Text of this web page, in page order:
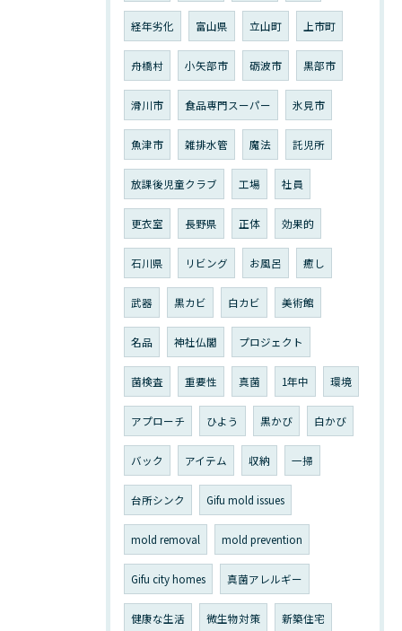
経年劣化 富山県 立山町 上市町
舟橋村 小矢部市 砺波市 黒部市
滑川市 食品専門スーパー 氷見市
魚津市 雑排水管 魔法 託児所
放課後児童クラブ 工場 社員
更衣室 長野県 正体 効果的
石川県 リビング お風呂 癒し
武器 黒カビ 白カビ 美術館
名品 神社仏閣 プロジェクト
菌検査 重要性 真菌 1年中 環境
アプローチ ひよう 黒かび 白かび
バック アイテム 収納 一掃
台所シンク Gifu mold issues
mold removal mold prevention
Gifu city homes 真菌アレルギー
健康な生活 微生物対策 新築住宅